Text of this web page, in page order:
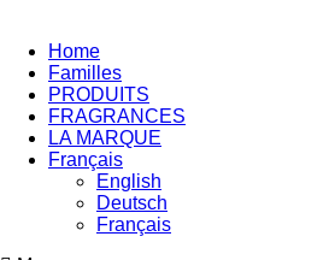
Home
Familles
PRODUITS
FRAGRANCES
LA MARQUE
Français
English
Deutsch
Français